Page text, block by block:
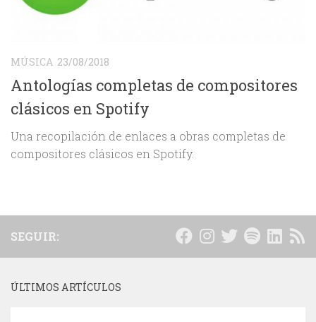
MÚSICA 23/08/2018
Antologías completas de compositores
clásicos en Spotify
Una recopilación de enlaces a obras completas de
compositores clásicos en Spotify.
SEGUIR:
ÚLTIMOS ARTÍCULOS